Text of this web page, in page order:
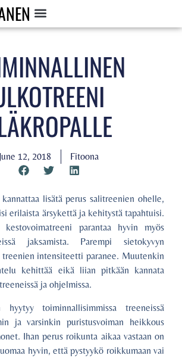
June 12, 2018 Fitoona
lisätä perus salitreenien ohelle,
erilaista ärsykettä ja kehitystä tapahtuisi.
kestovoimatreeni parantaa hyvin myös
jaksamista. Parempi sietokyvyn
treenien intensiteetti paranee. Muutenkin
kehittää eikä liian pitkään kannata
ja ohjelmissa.
hyytyy toiminnallisimmissa treeneissä
ja varsinkin puristusvoiman heikkous
Ihan perus roikunta aikaa vastaan on
hyvin, että pystyykö roikkumaan vai